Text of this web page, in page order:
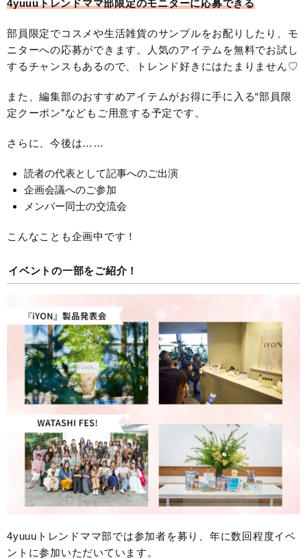
4yuuuトレンドママ部限定のモニターに応募できる
部員限定でコスメや生活雑貨のサンプルをお配りしたり、モ
ニターへの応募ができます。人気のアイテムを無料でお試し
するチャンスもあるので、トレンド好きにはたまりません♡
また、編集部のおすすめアイテムがお得に手に入る“部員限
定クーポン”などもご用意する予定です。
さらに、今後は……
読者の代表として記事へのご出演
企画会議へのご参加
メンバー同士の交流会
こんなことも企画中です！
イベントの一部をご紹介！
4yuuuトレンドママ部では参加者を募り、年に数回程度イベ
ントに参加いただいています。